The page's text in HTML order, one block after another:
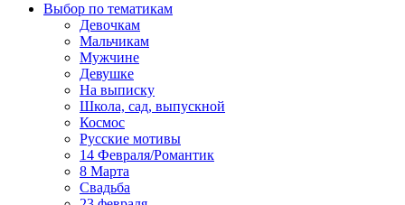
Выбор по тематикам
Девочкам
Мальчикам
Мужчине
Девушке
На выписку
Школа, сад, выпускной
Космос
Русские мотивы
14 Февраля/Романтик
8 Марта
Свадьба